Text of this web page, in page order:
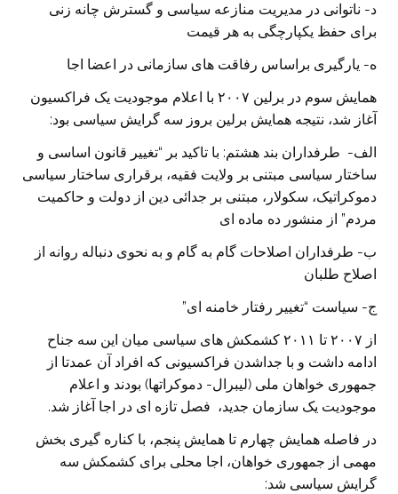
د- ناتوانی در مدیریت منازعه سیاسی و گسترش چانه زنی
برای حفظ یکپارچگی به هر قیمت
ه- یارگیری براساس رفاقت های سازمانی در اعضا اجا
همایش سوم در برلین ۲۰۰۷ با اعلام موجودیت یک فراکسیون
آغاز شد، نتیجه همایش برلین بروز سه گرایش سیاسی بود:
الف- طرفداران بند هشتم: با تاکید بر “تغییر قانون اساسی و
ساختار سیاسی مبتنی بر ولایت فقیه، برقراری ساختار سیاسی
دموکراتیک، سکولار، مبتنی بر جدائی دین از دولت و حاکمیت
مردم” از منشور ده ماده ای
ب- طرفداران اصلاحات گام به گام و به نحوی دنباله روانه از
اصلاح طلبان
ج- سیاست “تغییر رفتار خامنه ای”
از ۲۰۰۷ تا ۲۰۱۱ کشمکش های سیاسی میان این سه جناح
ادامه داشت و با جداشدن فراکسیونی که افراد آن عمدتا از
جمهوری خواهان ملی (لیبرال- دموکراتها) بودند و اعلام
موجودیت یک سازمان جدید، فصل تازه ای در اجا آغاز شد.
در فاصله همایش چهارم تا همایش پنجم، با کناره گیری بخش
مهمی از جمهوری خواهان، اجا محلی برای کشمکش سه
گرایش سیاسی شد: